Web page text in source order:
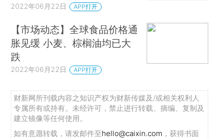
2022年06月22日 APP打开
【市场动态】全球食品价格通
胀见缓 小麦、棕榈油均已大
跌
2022年06月22日 APP打开
财新网所刊载内容之知识产权为财新传媒及/或相关权利人
专属所有或持有。未经许可，禁止进行转载、摘编、复制及
建立镜像等任何使用。
如有意愿转载，请发邮件至hello@caixin.com ，获得书面